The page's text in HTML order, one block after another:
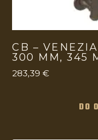
CB –
300 MM, 345
283,39 €
DO